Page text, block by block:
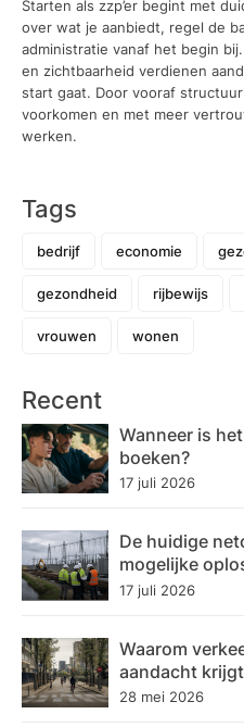
Starten als zzp’er begint met
over wat je aanbiedt, regel de
administratie vanaf het begin
en zichtbaarheid verdienen
start gaat. Door vooraf
voorkomen en met meer
werken.
Tags
bedrijf economie
gezondheid rijbewijs
vrouwen wonen
Recent
Wanneer is
boeken?
17 juli 2026
De huidige
mogelijke
17 juli 2026
Waarom
aandacht
28 mei 2026